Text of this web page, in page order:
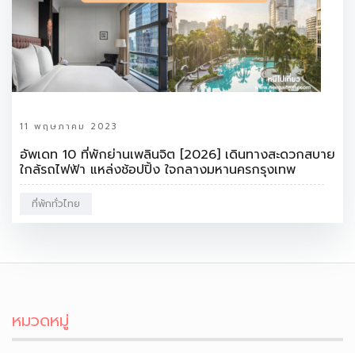
11 พฤษภาคม 2023
อัพเดท 10 ที่พักย่านเพลินจิต [2026] เดินทางสะดวกสบาย
ใกล้รถไฟฟ้า แหล่งช้อปปิ้ง ใจกลางมหานครกรุงเทพ
ที่พักทั่วไทย
หมวดหมู่